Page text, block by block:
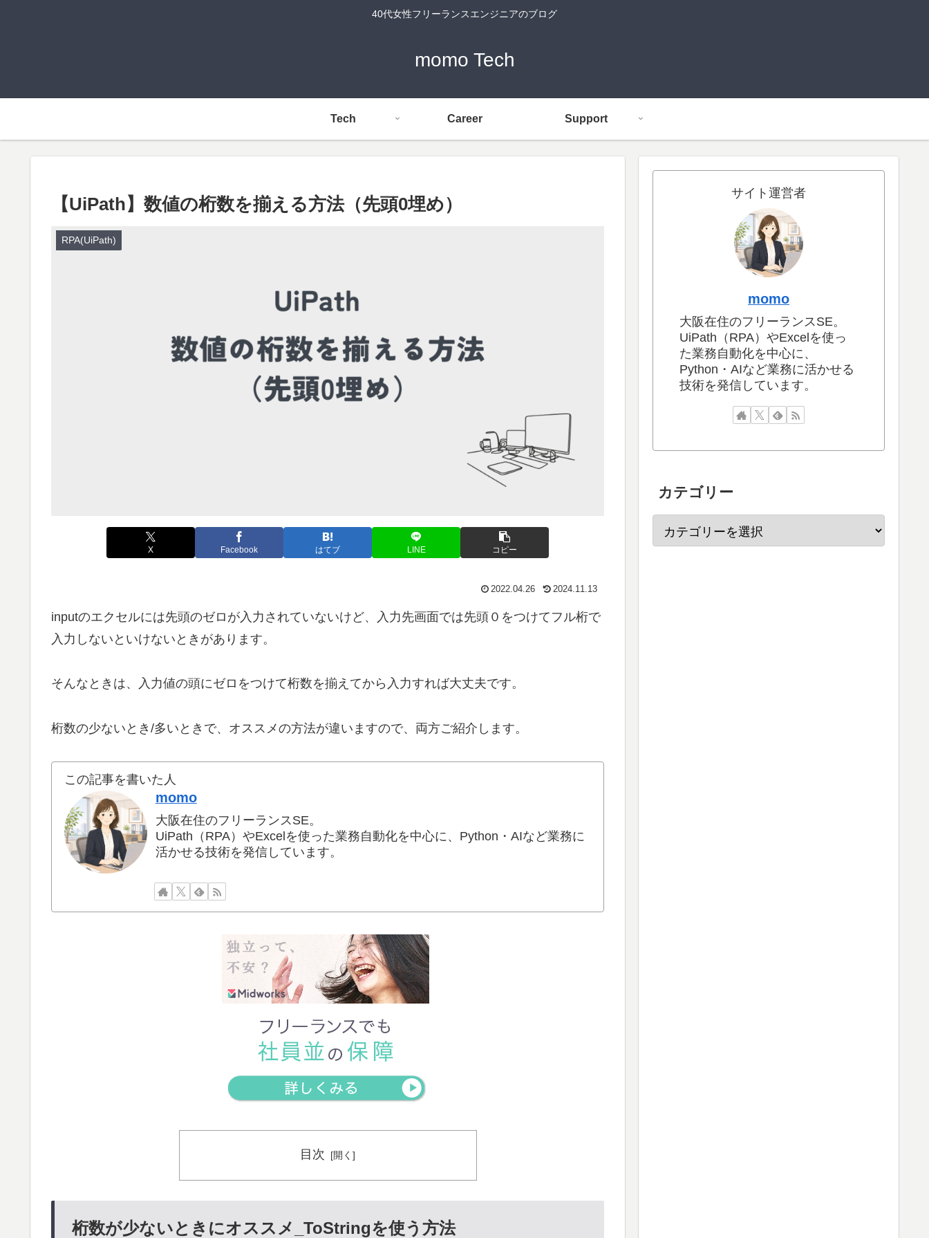
40代女性フリーランスエンジニアのブログ
momo Tech
Tech Career Support
【UiPath】数値の桁数を揃える方法（先頭0埋め）
RPA(UiPath)
X Facebook はてブ LINE コピー
2022.04.26 2024.11.13
inputのエクセルには先頭のゼロが入力されていないけど、入力先画面では先頭０をつけてフル桁で
入力しないといけないときがあります。
そんなときは、入力値の頭にゼロをつけて桁数を揃えてから入力すれば大丈夫です。
桁数の少ないとき/多いときで、オススメの方法が違いますので、両方ご紹介します。
この記事を書いた人
momo
大阪在住のフリーランスSE。
UiPath（RPA）やExcelを使った業務自動化を中心に、Python・AIなど業務に
活かせる技術を発信しています。
目次
桁数が少ないときにオススメ_ToStringを使う方法
サイト運営者
momo
大阪在住のフリーランスSE。
UiPath（RPA）やExcelを使っ
た業務自動化を中心に、
Python・AIなど業務に活かせる
技術を発信しています。
カテゴリー